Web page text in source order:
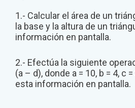
1.- Calcular el área de un
la base y la altura de un
información en pantalla.
2.- Efectúa la siguiente
(a – d), donde a = 10, b = 4, c
esta información en pantalla.